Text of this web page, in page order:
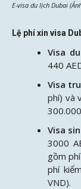
E-visa du lịch Dubai
Lệ phí xin visa
Visa
440
Visa
phí) và
Visa
3000
gồm
phí
VND).